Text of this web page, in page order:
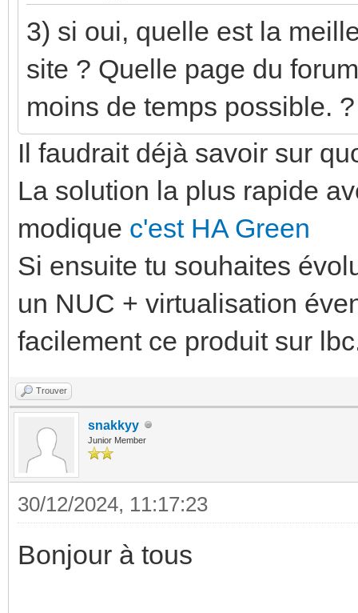
3) si oui, quelle est la
site ? Quelle page du
moins de temps possible. ?
Il faudrait déjà savoir sur
La solution la plus rapide
modique c'est HA Green
Si ensuite tu souhaites
un NUC + virtualisation
facilement ce produit sur
Trouver
snakkyy
Junior Member
30/12/2024, 11:17:23
Bonjour à tous